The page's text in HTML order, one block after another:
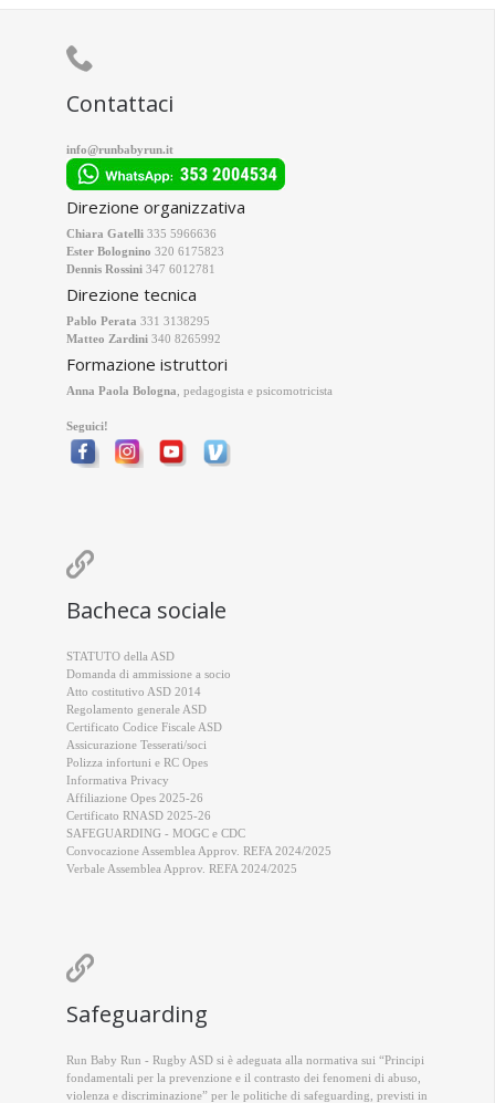

Contattaci
info@runbabyrun.it
Direzione organizzativa
Chiara Gatelli 335 5966636
Ester Bolognino 320 6175823
Dennis Rossini 347 6012781
Direzione tecnica
Pablo Perata 331 3138295
Matteo Zardini 340 8265992
Formazione istruttori
Anna Paola Bologna , pedagogista e psicomotricista
Seguici!

Bacheca sociale
STATUTO della ASD
Domanda di ammissione a socio
Atto costitutivo ASD 2014
Regolamento generale ASD
Certificato Codice Fiscale ASD
Assicurazione Tesserati/soci
Polizza infortuni e RC Opes
Informativa Privacy
Affiliazione Opes 2025-26
Certificato RNASD 2025-26
SAFEGUARDING - MOGC e CDC
Convocazione Assemblea Approv. REFA 2024/2025
Verbale Assemblea Approv. REFA 2024/2025

Safeguarding
Run Baby Run - Rugby ASD si è adeguata alla normativa sui “Principi
fondamentali per la prevenzione e il contrasto dei fenomeni di abuso,
violenza e discriminazione” per le politiche di safeguarding, previsti in